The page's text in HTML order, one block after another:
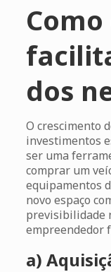
dos
O crescimento
investimentos
ser uma
comprar um
equipamentos
novo espaço
previsibilidade
empreendedor
a)